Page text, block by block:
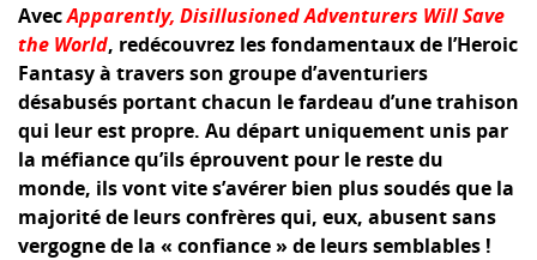
AvecApparently, Disillusioned Adventurers Will Save
the World, redécouvrez les fondamentaux de l’Heroic
Fantasy à travers son groupe d’aventuriers
désabusés portant chacun le fardeau d’une trahison
qui leur est propre. Au départ uniquement unis par
la méfiance qu’ils éprouvent pour le reste du
monde, ils vont vite s’avérer bien plus soudés que la
majorité de leurs confrères qui, eux, abusent sans
vergogne de la « confiance » de leurs semblables !